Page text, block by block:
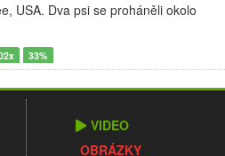
USA. Dva psi se proháněli okolo
33%
VIDEO
OBRÁZKY